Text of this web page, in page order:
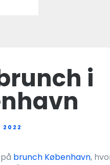
i
brunch København,